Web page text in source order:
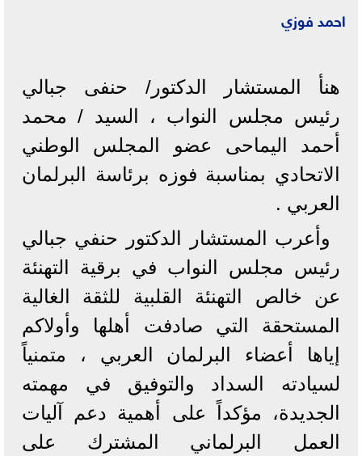
احمد فوزي
هنأ المستشار الدكتور/ حنفى جبالي
رئيس مجلس النواب ، السيد / محمد
أحمد اليماحى عضو المجلس الوطني
الاتحادي بمناسبة فوزه برئاسة البرلمان
العربي .
وأعرب المستشار الدكتور حنفي جبالي
رئيس مجلس النواب في برقية التهنئة
عن خالص التهنئة القلبية للثقة الغالية
المستحقة ‏التي صادفت أهلها وأولاكم
إياها أعضاء البرلمان العربي ، متمنياً
لسيادته السداد والتوفيق في مهمته
الجديدة، مؤكداً على أهمية دعم آليات
العمل البرلماني المشترك على